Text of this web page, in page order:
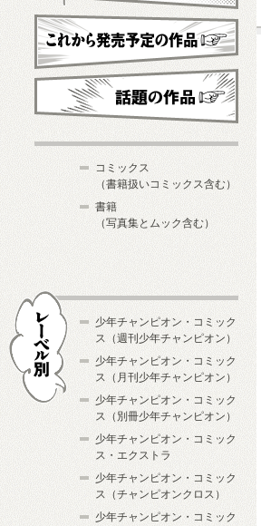
新刊・近刊
これから発売予定
コミックス
（書籍扱いコミックス含む）
書籍
（写真集とムック含む）
少年チャンピオン・コミック
ス（週刊少年チャンピオン）
少年チャンピオン・コミック
ス（月刊少年チャンピオン）
少年チャンピオン・コミック
ス（別冊少年チャンピオン）
少年チャンピオン・コミック
ス・エクストラ
少年チャンピオン・コミック
ス（チャンピオンクロス）
少年チャンピオン・コミック